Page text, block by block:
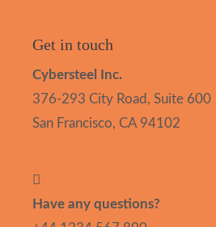
Get in touch
Cybersteel Inc.
376-293 City Road, Suite 600
San Francisco, CA 94102
Have any questions?